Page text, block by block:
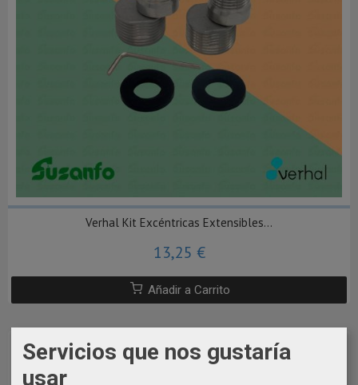
Verhal Kit Excéntricas Extensibles...
13,25 €
Añadir a Carrito
Servicios que nos gustaría
usar